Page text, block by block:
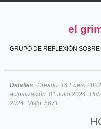
el
GRUPO DE REFLEXIÓN
Detalles Creado: 14 Enero 2024
actualización: 01 Julio 2024
2024
Visto: 5671